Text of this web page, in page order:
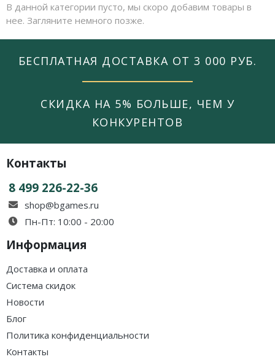
В данной категории пусто, мы скоро добавим товары в
нее. Загляните немного позже.
БЕСПЛАТНАЯ ДОСТАВКА ОТ 3 000 РУБ.
СКИДКА НА 5% БОЛЬШЕ, ЧЕМ У
КОНКУРЕНТОВ
Контакты
8 499 226-22-36
shop@bgames.ru
Пн-Пт: 10:00 - 20:00
Информация
Доставка и оплата
Система скидок
Новости
Блог
Политика конфиденциальности
Контакты